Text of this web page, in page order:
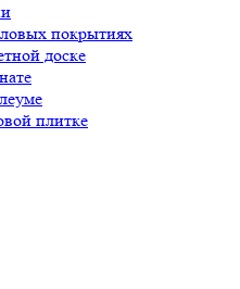
покрытиях
доске
плитке